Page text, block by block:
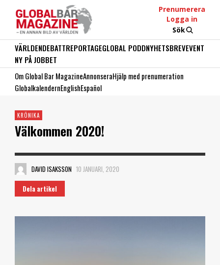
Prenumerera
Logga in
Sök
VÄRLDENDEBATTREPORTAGEGLOBAL PODDNYHETSBREVEVENT
NY PÅ JOBBET
Om Global Bar MagazineAnnonseraHjälp med prenumeration
GlobalkalendernEnglishEspañol
KRÖNIKA
Välkommen 2020!
DAVID ISAKSSON 10 JANUARI, 2020
Dela artikel